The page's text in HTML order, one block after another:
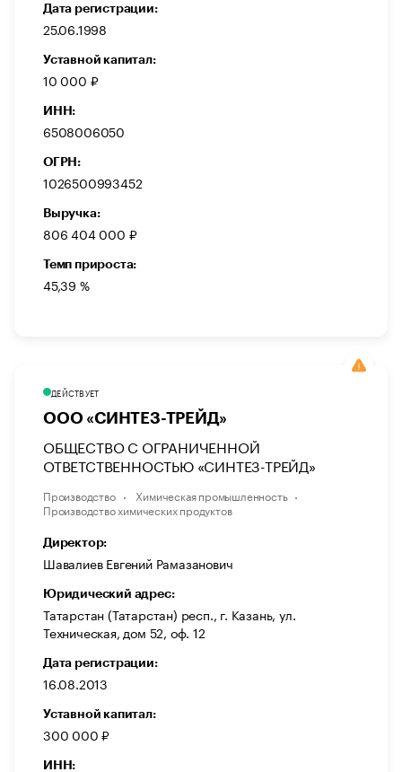
Дата регистрации:
25.06.1998
Уставной капитал:
10 000 ₽
ИНН:
6508006050
ОГРН:
1026500993452
Выручка:
806 404 000 ₽
Темп прироста:
45,39 %
ДЕЙСТВУЕТ
ООО «СИНТЕЗ-ТРЕЙД»
ОБЩЕСТВО С ОГРАНИЧЕННОЙ
ОТВЕТСТВЕННОСТЬЮ «СИНТЕЗ-ТРЕЙД»
Производство
Химическая промышленность
Производство химических продуктов
Директор:
Шавалиев Евгений Рамазанович
Юридический адрес:
Татарстан (Татарстан) респ., г. Казань, ул.
Техническая, дом 52, оф. 12
Дата регистрации:
16.08.2013
Уставной капитал:
300 000 ₽
ИНН: